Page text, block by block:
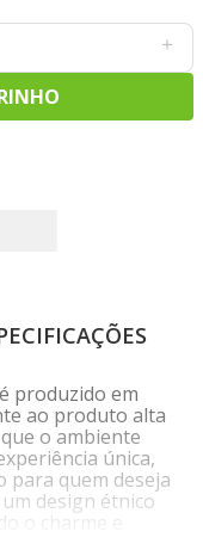
＋
é produzido em
ao produto alta
o ambiente
única,
para quem deseja
design étnico
o charme e